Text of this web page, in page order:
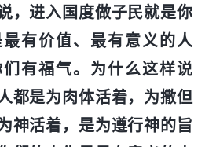
，进入国度做子民就是你
有价值、最有意义的人
有福气。为什么这样说
都是为肉体活着，为撒但
神活着，是为遵行神的旨